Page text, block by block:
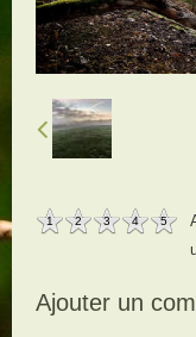
1 2 3 4 5
Ajouter un